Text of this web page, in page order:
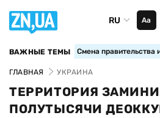
RU Аа
ВАЖНЫЕ ТЕМЫ Смена правительства
ГЛАВНАЯ УКРАИНА
ТЕРРИТОРИЯ
ПОЛУТЫСЯЧИ